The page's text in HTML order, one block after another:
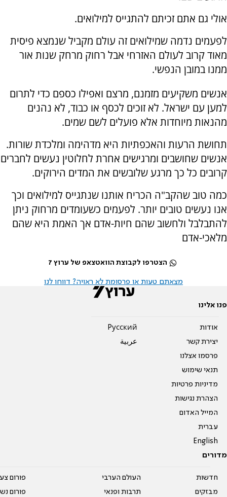
אולי גם אתם זכיתם להתגייס למילואים.
לפעמים נדמה שמילואים זה עולם מקביל שנמצא פיסית
מאוד קרוב לעולם האזרחי אבל רחוק מרחק שנות אור
ממנו במובן הנפשי.
אנשים משקיעים מזמנם, מרצם ואפילו כספם כדי לתרום
למען עם ישראל. לא זוכים לכסף או כבוד, לא נהנים
מהנאות מיוחדות אלא פועלים לשם שמים.
תחושת הרעות והאכפתיות היא מדהימה ומלכדת שורות.
אנשים שחושבים ומרגישים אחרת לחלוטין נעשים לחברים
קרובים כל כך מרגע שלובשים את המדים הירוקים.
כמה טוב שהקב"ה הכריח אותנו שנתגייס למילואים וכך
אנו נעשים טובים יותר. לפעמים כשעומדים מרחוק ניתן
להתבלבל ולחשוב שהם חיות-אדם אך האמת היא שהם
מלאכי-אדם
הצטרפו לקבוצת הוואטצאפ של ערוץ 7
מצאתם טעות או פרסומת לא ראויה? דווחו לנו
פנו אלינו
אודות
יצירת קשר
פרסמו אצלנו
תנאי שימוש
מדיניות פרטיות
הצהרת נגישות
המייל האדום
עברית
English
Pусский
عربية
מדורים
חדשות
מבזקים
העולם הערבי
תרבות ופנאי
פורום
פורום